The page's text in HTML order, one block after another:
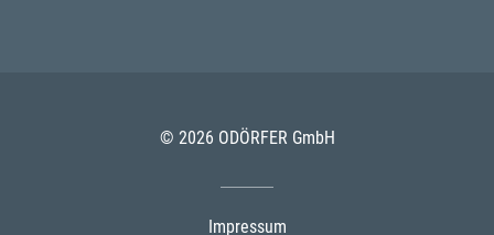
© 2026 ODÖRFER GmbH
Impressum